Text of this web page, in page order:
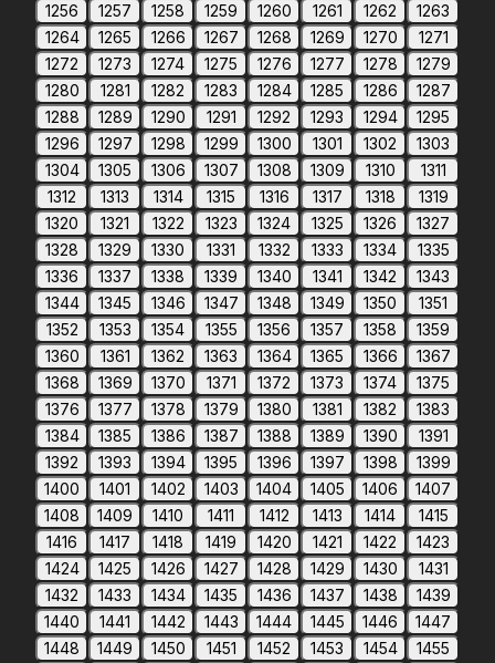
1256
1257 1258 1259 1260 1261 1262
1263
1264
1265 1266 1267 1268 1269 1270
1271
1272
1273 1274 1275 1276 1277 1278
1279
1280
1281 1282 1283 1284 1285 1286
1287
1288
1289 1290 1291 1292 1293 1294
1295
1296
1297 1298 1299 1300 1301 1302
1303
1304
1305 1306 1307 1308 1309 1310
1311
1312
1313 1314 1315 1316 1317 1318
1319
1320
1321 1322 1323 1324 1325 1326
1327
1328
1329 1330 1331 1332 1333 1334
1335
1336
1337 1338 1339 1340 1341 1342
1343
1344
1345 1346 1347 1348 1349 1350
1351
1352
1353 1354 1355 1356 1357 1358
1359
1360
1361 1362 1363 1364 1365 1366
1367
1368
1369 1370 1371 1372 1373 1374
1375
1376
1377 1378 1379 1380 1381 1382
1383
1384
1385 1386 1387 1388 1389 1390
1391
1392
1393 1394 1395 1396 1397 1398
1399
1400
1401 1402 1403 1404 1405 1406
1407
1408
1409 1410 1411 1412 1413 1414
1415
1416
1417 1418 1419 1420 1421 1422
1423
1424
1425 1426 1427 1428 1429 1430
1431
1432
1433 1434 1435 1436 1437 1438
1439
1440
1441 1442 1443 1444 1445 1446
1447
1448
1449 1450 1451 1452 1453 1454 1455